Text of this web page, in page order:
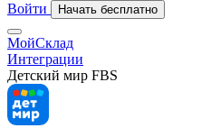
Войти
Начать бесплатно
МойСклад
Интеграции
Детский мир FBS